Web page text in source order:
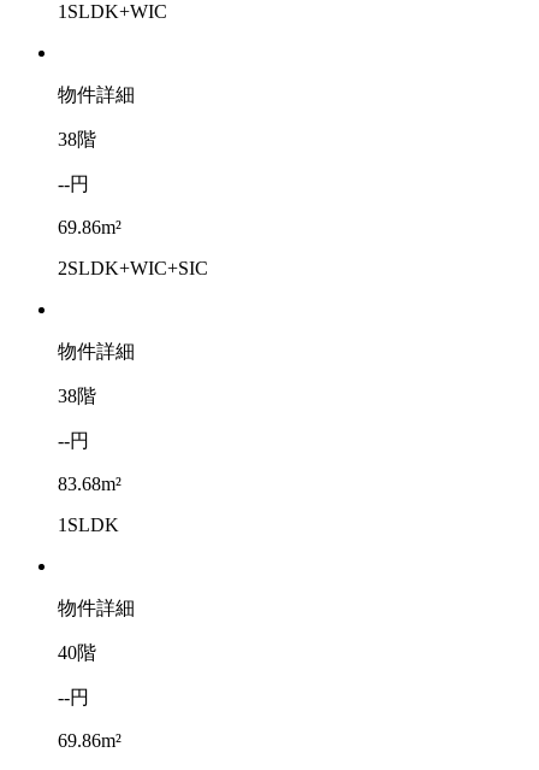
1SLDK+WIC
物件詳細
38階
--円
69.86m²
2SLDK+WIC+SIC
物件詳細
38階
--円
83.68m²
1SLDK
物件詳細
40階
--円
69.86m²